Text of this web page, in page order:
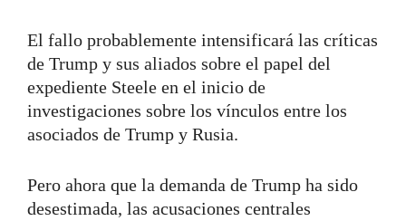
El fallo probablemente intensificará las críticas
de Trump y sus aliados sobre el papel del
expediente Steele en el inicio de
investigaciones sobre los vínculos entre los
asociados de Trump y Rusia.
Pero ahora que la demanda de Trump ha sido
desestimada, las acusaciones centrales